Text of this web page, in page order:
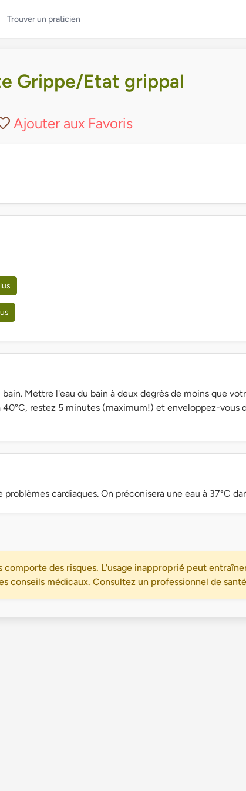
Trouver un praticien
Grippe/Etat grippal
Ajouter aux Favoris
Mettre l'eau du bain à deux degrès de moins que
restez 5 minutes (maximum!) et enveloppez-vous
cardiaques. On préconisera une eau à 37°C
des risques. L'usage inapproprié peut
conseils médicaux. Consultez un professionnel de